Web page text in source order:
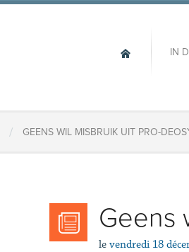
IN
/ GEENS WIL MISBRUIK UIT PRO-
Geens
le vendredi 18